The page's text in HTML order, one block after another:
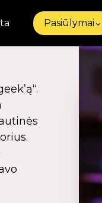
Pasiūlymai